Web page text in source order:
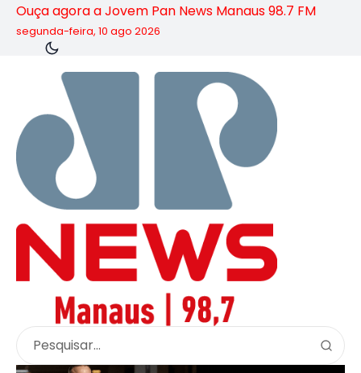
Ouça agora a Jovem Pan News Manaus 98.7 FM
segunda-feira, 10 ago 2026